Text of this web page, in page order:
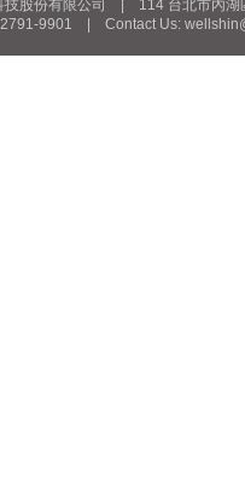
份有限公司 | 114 台北市內湖區
9901 | Contact Us: